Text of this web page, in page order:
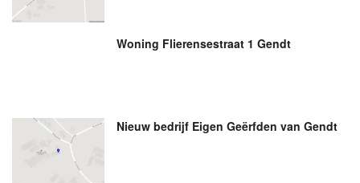
Woning Flierensestraat 1 Gendt
Nieuw bedrijf Eigen Geërfden van Gendt